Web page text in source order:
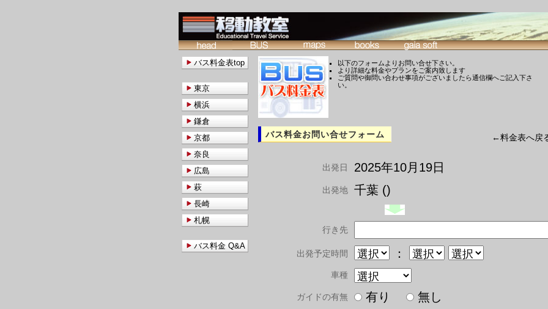
以下のフォームよりお問い合せ下さい。
より詳細な料金やプランをご案内致します
ご質問や御問い合わせ事項がございましたら通信欄へご記入下さ
い。
バス料金お問い合せフォーム ←料金表へ戻
出発日 2025年10月19日
出発地 千葉 ()
行き先
出発予定時間 ：
車種
ガイドの有無 有り 無し
バス料金表top
東京
横浜
鎌倉
京都
奈良
広島
萩
長崎
札幌
バス料金 Q&A